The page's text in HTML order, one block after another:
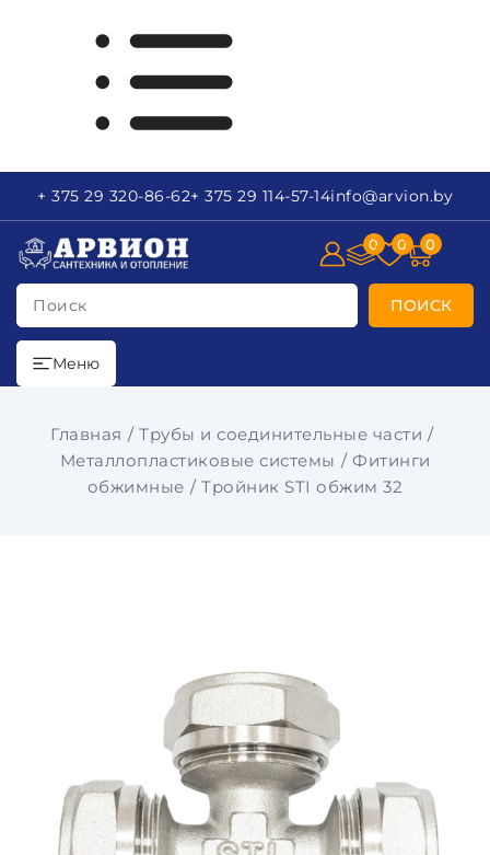
+ 375 29 320-86-62+ 375 29 114-57-14info@arvion.by
Поиск ПОИСК
0 0 0
Меню
Главная
Трубы и соединительные части
Металлопластиковые системы
Фитинги
обжимные
Тройник STI обжим 32